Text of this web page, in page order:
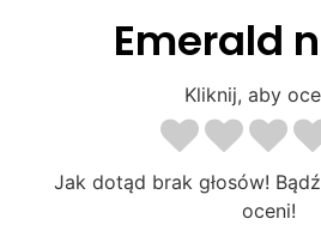
Emerald
Kliknij, aby
Jak dotąd brak głosów!
oceni!